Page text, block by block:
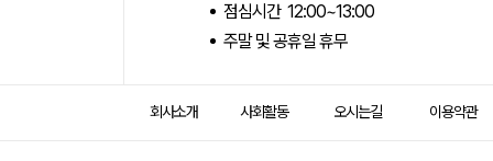
점심시간 12:00~13:00
주말 및 공휴일 휴무
회사소개 사회활동 오시는길 이용약관